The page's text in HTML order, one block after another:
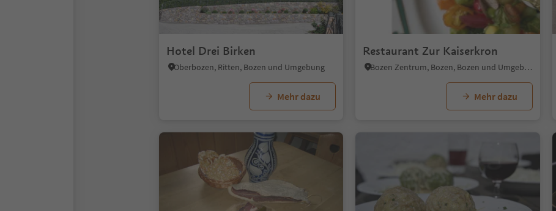
Hotel Drei Birken
Oberbozen, Ritten, Bozen und Umgebung
Mehr dazu
Restaurant Zur Kaiserkron
Bozen Zentrum, Bozen, Bozen und Umgebung
Mehr dazu